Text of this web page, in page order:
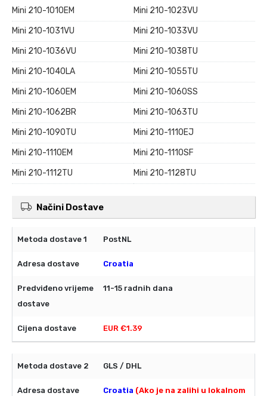
Mini 210-1010EM
Mini 210-1023VU
Mini 210-1031VU
Mini 210-1033VU
Mini 210-1036VU
Mini 210-1038TU
Mini 210-1040LA
Mini 210-1055TU
Mini 210-1060EM
Mini 210-1060SS
Mini 210-1062BR
Mini 210-1063TU
Mini 210-1090TU
Mini 210-1110EJ
Mini 210-1110EM
Mini 210-1110SF
Mini 210-1112TU
Mini 210-1128TU
Načini Dostave
PostNL
Croatia
11-15 radnih dana
EUR €1.39
GLS / DHL
Croatia (Ako je na zalihi u lokalnom